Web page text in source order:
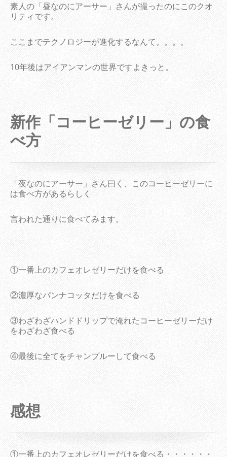
素人の「昼なのにアーサー」さんが撮ったのにこのクオ
リティです。
ここまでテクノロジーが進化するなんて。。。。
10年後はアイアンマンの世界ですよきっと。
新作「コーヒーゼリー」の食
べ方
「夜なのにアーサー」さん曰く、このコーヒーゼリーに
は食べ方があるらしく
言われた通りに食べてみます。
①一番上のカフェオレゼリーだけを食べる
②濃厚なパンナコッタだけを食べる
③わざわざハンドドリップで淹れたコーヒーゼリーだけ
をわざわざ食べる
④最後に全てをチャンプルーして食べる
感想
①一番上のカフェオレゼリーだけを食べる・・・・・・